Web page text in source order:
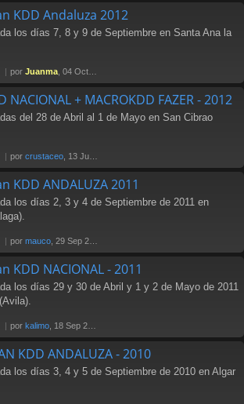
KDD Andaluza 2012
los días 7, 8 y 9 de Septiembre en Santa Ana la
por Juanma , 04 Oct 2012 15:24
NACIONAL + MACROKDD FAZER - 2012
del 28 de Abril al 1 de Mayo en San Cibrao
por crustaceo , 13 Jul 2012 21:36
KDD ANDALUZA 2011
los días 2, 3 y 4 de Septiembre de 2011 en
por mauco , 29 Sep 2011 02:15
KDD NACIONAL - 2011
los días 29 y 30 de Abril y 1 y 2 de Mayo de 2011
por kalimo , 18 Sep 2011 23:36
KDD ANDALUZA - 2010
los días 3, 4 y 5 de Septiembre de 2010 en Algar